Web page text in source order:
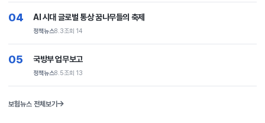
04 AI 시대 글로벌 통상 꿈나무들의 축제
정책뉴스8.3조회 14
05 국방부 업무보고
정책뉴스8.5조회 13
보험뉴스 전체보기